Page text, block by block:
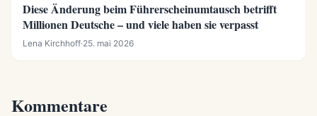
Diese Änderung beim Führerscheinumtausch betrifft
Millionen Deutsche – und viele haben sie verpasst
Lena Kirchhoff·25. mai 2026
Kommentare